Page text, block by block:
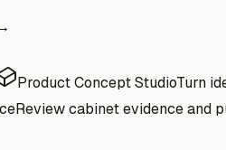
Product Concept StudioTurn
Review cabinet evidence and